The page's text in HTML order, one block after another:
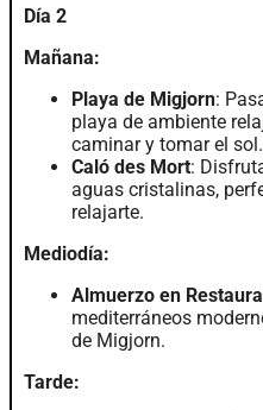
Día 2
Mañana:
Playa de Migjorn:
playa de ambiente
caminar y tomar el sol.
Caló des Mort:
aguas cristalinas,
relajarte.
Mediodía:
Almuerzo en
mediterráneos
de Migjorn.
Tarde: